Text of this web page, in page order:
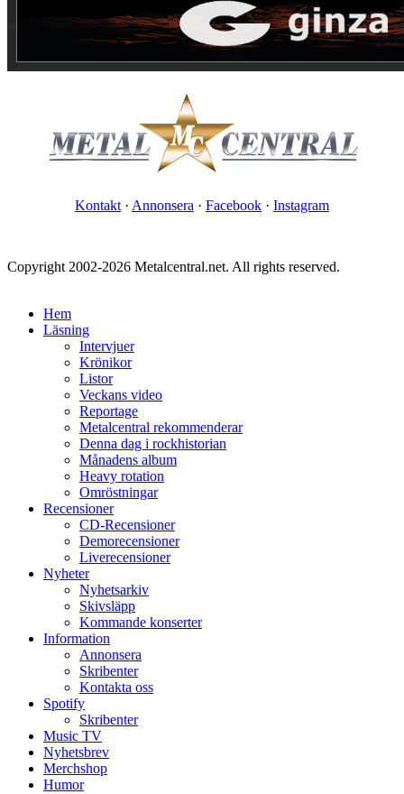
Kontakt · Annonsera · Facebook · Instagram
Copyright 2002-2026 Metalcentral.net. All rights reserved.
Hem
Läsning
Intervjuer
Krönikor
Listor
Veckans video
Reportage
Metalcentral rekommenderar
Denna dag i rockhistorian
Månadens album
Heavy rotation
Omröstningar
Recensioner
CD-Recensioner
Demorecensioner
Liverecensioner
Nyheter
Nyhetsarkiv
Skivsläpp
Kommande konserter
Information
Annonsera
Skribenter
Kontakta oss
Spotify
Skribenter
Music TV
Nyhetsbrev
Merchshop
Humor